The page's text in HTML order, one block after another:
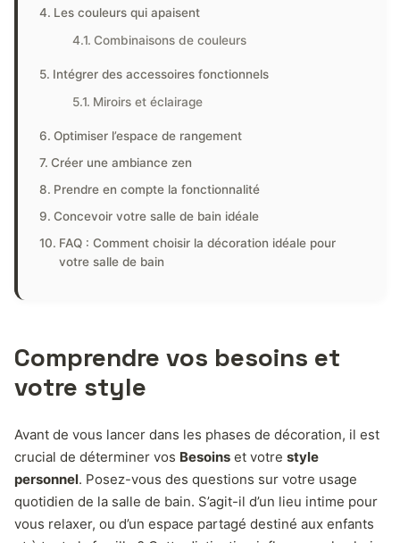
Les couleurs qui apaisent
Combinaisons de couleurs
Intégrer des accessoires fonctionnels
Miroirs et éclairage
Optimiser l’espace de rangement
Créer une ambiance zen
Prendre en compte la fonctionnalité
Concevoir votre salle de bain idéale
FAQ : Comment choisir la décoration idéale pour
votre salle de bain
Comprendre vos besoins et
votre style
Avant de vous lancer dans les phases de décoration, il est
crucial de déterminer vos Besoins et votre style
personnel. Posez-vous des questions sur votre usage
quotidien de la salle de bain. S’agit-il d’un lieu intime pour
vous relaxer, ou d’un espace partagé destiné aux enfants